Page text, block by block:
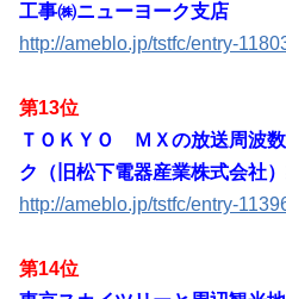
工事㈱ニューヨーク支店
http://ameblo.jp/tstfc/entry-
第13位
ＴＯＫＹＯ ＭＸの放送周波
ク（旧松下電器産業株式会社
http://ameblo.jp/tstfc/entry-
第14位